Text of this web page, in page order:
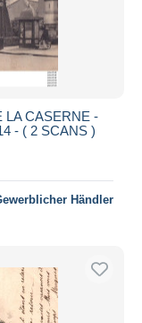
LA CASERNE -
- ( 2 SCANS )
Händler